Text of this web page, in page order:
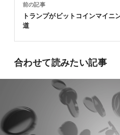
前の記事
トランプがビットコインマイニ
道
合わせて読みたい記事